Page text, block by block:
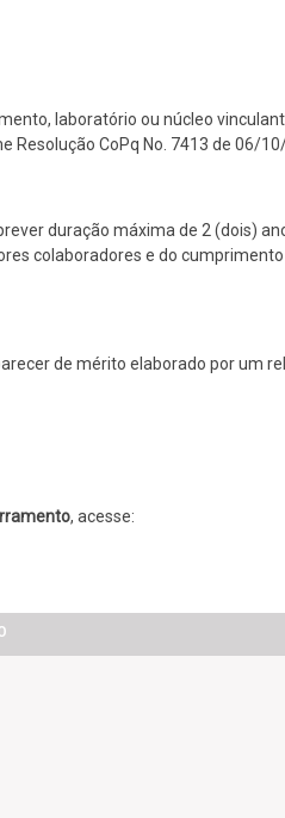
laboratório ou núcleo
CoPq No. 7413 de 06/
duração máxima de 2 (dois)
colaboradores e do
de mérito elaborado por um
, acesse: